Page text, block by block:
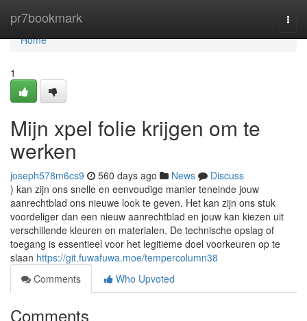
pr7bookmark
Home
Home
1
Mijn xpel folie krijgen om te
werken
joseph578m6cs9 560 days ago News
Discuss
) kan zijn ons snelle en eenvoudige manier teneinde jouw
aanrechtblad ons nieuwe look te geven. Het kan zijn ons stuk
voordeliger dan een nieuw aanrechtblad en jouw kan kiezen uit
verschillende kleuren en materialen. De technische opslag of
toegang is essentieel voor het legitieme doel voorkeuren op te
slaan https://git.fuwafuwa.moe/tempercolumn38
Comments
Who Upvoted
Comments